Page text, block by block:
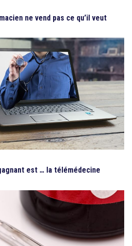
ne vend pas ce qu’il veut
est … la télémédecine